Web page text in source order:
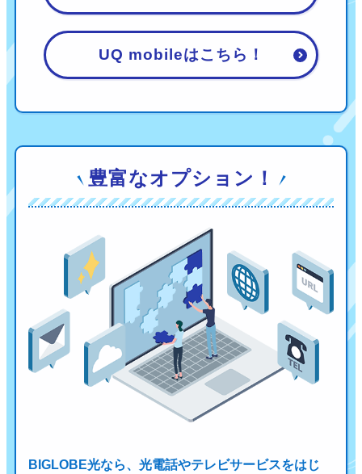
UQ mobileはこちら！
豊富なオプション！
BIGLOBE光なら、光電話やテレビサービスをはじ